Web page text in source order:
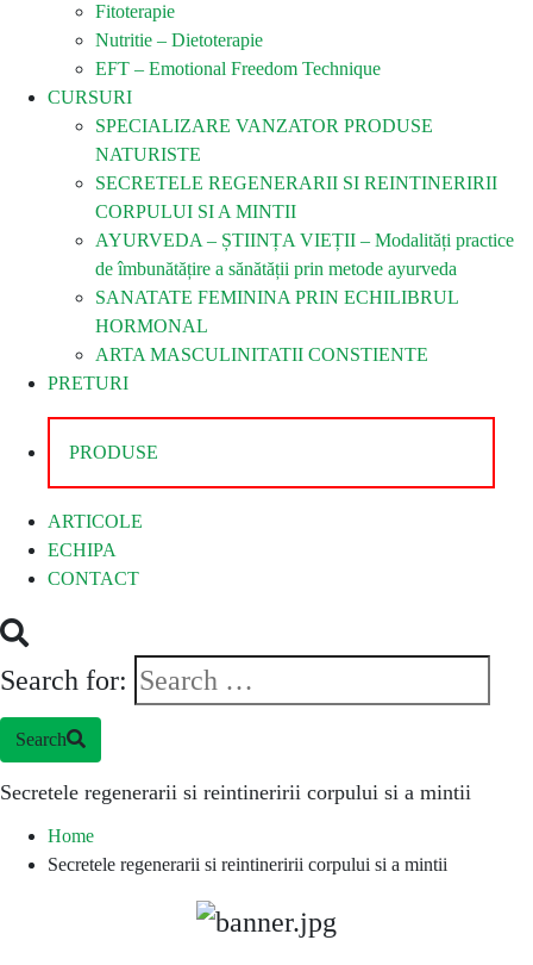
Fitoterapie
Nutritie – Dietoterapie
EFT – Emotional Freedom Technique
CURSURI
SPECIALIZARE VANZATOR PRODUSE
NATURISTE
SECRETELE REGENERARII SI REINTINERIRII
CORPULUI SI A MINTII
AYURVEDA – ȘTIINȚA VIEȚII – Modalități practice
de îmbunătățire a sănătății prin metode ayurveda
SANATATE FEMININA PRIN ECHILIBRUL
HORMONAL
ARTA MASCULINITATII CONSTIENTE
PRETURI
PRODUSE
ARTICOLE
ECHIPA
CONTACT
Search for:
Search
Secretele regenerarii si reintineririi corpului si a mintii
Home
Secretele regenerarii si reintineririi corpului si a mintii